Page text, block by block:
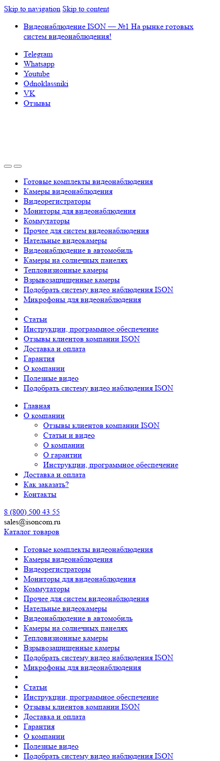
Skip to navigation Skip to content
Видеонаблюдение ISON — №1 На рынке готовых
систем видеонаблюдения!
Telegram
Whatsapp
Youtube
Odnoklassniki
VK
Отзывы
Готовые комплекты видеонаблюдения
Камеры видеонаблюдения
Видеорегистраторы
Мониторы для видеонаблюдения
Коммутаторы
Прочее для систем видеонаблюдения
Нательные видеокамеры
Видеонаблюдение в автомобиль
Камеры на солнечных панелях
Тепловизионные камеры
Взрывозащищенные камеры
Подобрать систему видео наблюдения ISON
Микрофоны для видеонаблюдения
Статьи
Инструкции, программное обеспечение
Отзывы клиентов компании ISON
Доставка и оплата
Гарантия
О компании
Полезные видео
Подобрать систему видео наблюдения ISON
Главная
О компании
Отзывы клиентов компании ISON
Статьи и видео
О компании
О гарантии
Инструкции, программное обеспечение
Доставка и оплата
Как заказать?
Контакты
8 (800) 500 43 55
sales@isoncom.ru
Каталог товаров
Готовые комплекты видеонаблюдения
Камеры видеонаблюдения
Видеорегистраторы
Мониторы для видеонаблюдения
Коммутаторы
Прочее для систем видеонаблюдения
Нательные видеокамеры
Видеонаблюдение в автомобиль
Камеры на солнечных панелях
Тепловизионные камеры
Взрывозащищенные камеры
Подобрать систему видео наблюдения ISON
Микрофоны для видеонаблюдения
Статьи
Инструкции, программное обеспечение
Отзывы клиентов компании ISON
Доставка и оплата
Гарантия
О компании
Полезные видео
Подобрать систему видео наблюдения ISON